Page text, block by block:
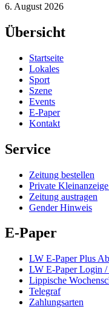
6. August 2026
Übersicht
Startseite
Lokales
Sport
Szene
Events
E-Paper
Kontakt
Service
Zeitung bestellen
Private
Zeitung austragen
Gender Hinweis
E-Paper
LW E-Paper Plus
LW E-Paper Login
Lippische
Telegraf
Zahlungsarten